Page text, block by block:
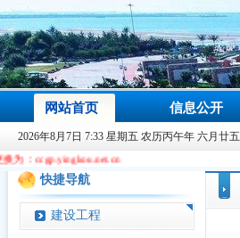
网站首页 信息公开
2026年8月7日 7:33 星期五 农历丙午年 六月廿五
快捷导航
建设工程